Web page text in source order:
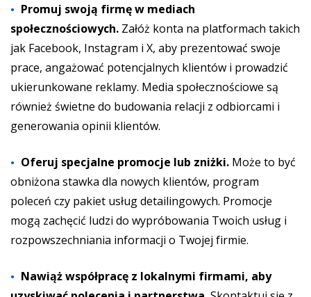
Promuj swoją firmę w mediach
społecznościowych. Załóż konta na platformach takich
jak Facebook, Instagram i X, aby prezentować swoje
prace, angażować potencjalnych klientów i prowadzić
ukierunkowane reklamy. Media społecznościowe są
również świetne do budowania relacji z odbiorcami i
generowania opinii klientów.
Oferuj specjalne promocje lub zniżki. Może to być
obniżona stawka dla nowych klientów, program
poleceń czy pakiet usług detailingowych. Promocje
mogą zachęcić ludzi do wypróbowania Twoich usług i
rozpowszechniania informacji o Twojej firmie.
Nawiąż współpracę z lokalnymi firmami, aby